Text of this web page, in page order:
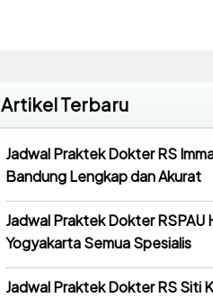
Artikel Terbaru
Jadwal Praktek Dokter RS
Bandung Lengkap dan Akurat
Jadwal Praktek Dokter RSPAU
Yogyakarta Semua Spesialis
Jadwal Praktek Dokter RS Siti